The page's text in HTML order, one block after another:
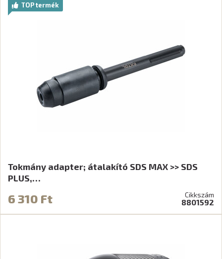
TOP termék
Tokmány adapter; átalakító SDS MAX >> SDS
PLUS,…
6 310 Ft Cikkszám
8801592